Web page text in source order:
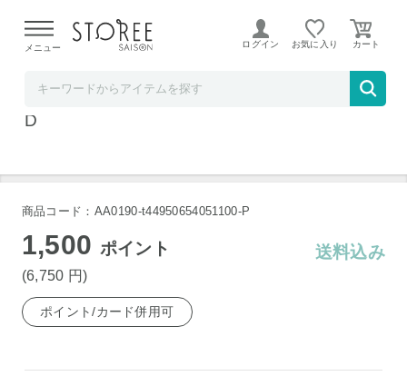
よる配送遅延が発生しております。
メニュー ログイン お気に入り
GENTOS 電池式 LED ヘッドライト MM-833
D
商品コード：AA0190-t44950654051100-P
1,500 ポイント
(6,750 円)
送料込み
ポイント/カード併用可